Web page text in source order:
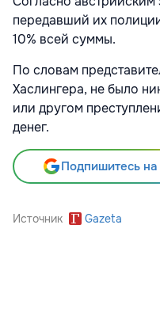
передавший их
10% всей суммы.
По словам
Хаслингера, не было
или другом
денег.
Подпишитесь на
Источник Gazeta